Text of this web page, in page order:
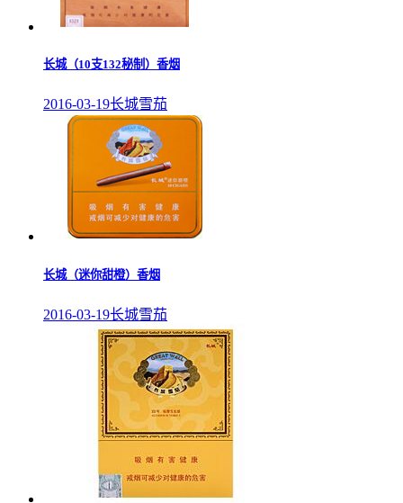
长城（10支132秘制）香烟
2016-03-19长城雪茄
长城（迷你甜橙）香烟
2016-03-19长城雪茄